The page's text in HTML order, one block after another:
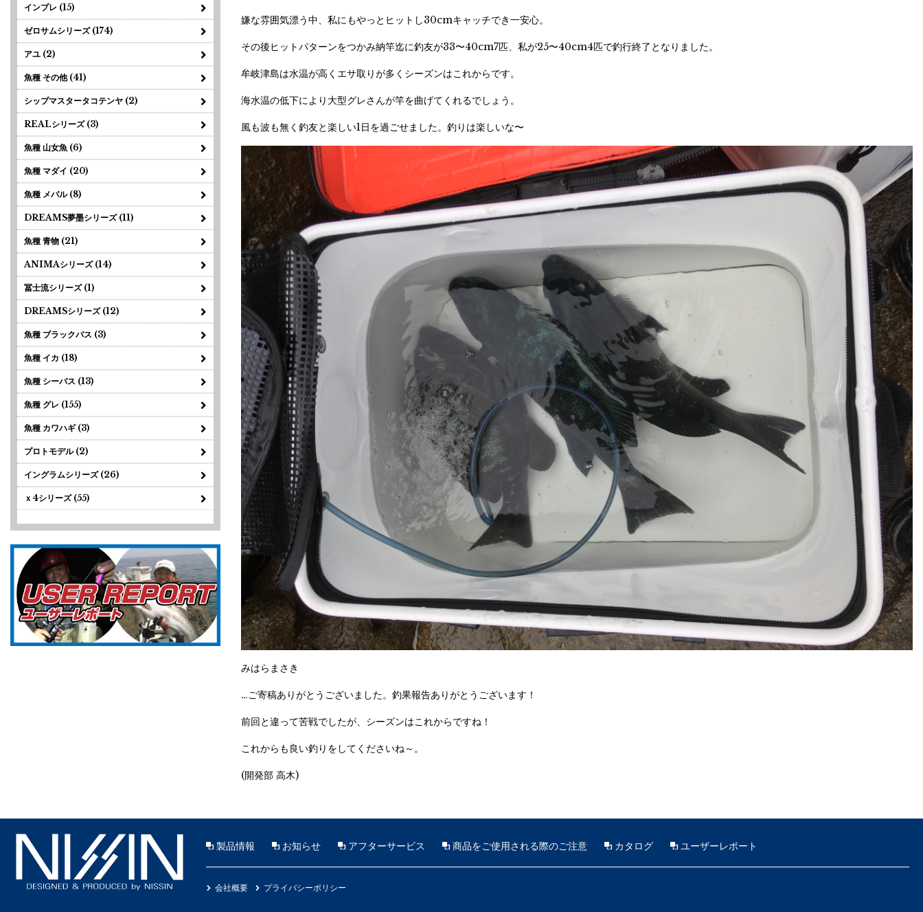
インプレ (15)
ゼロサムシリーズ (174)
アユ (2)
魚種 その他 (41)
シップマスタータコテンヤ (2)
REALシリーズ (3)
魚種 山女魚 (6)
魚種 マダイ (20)
魚種 メバル (8)
DREAMS夢墨シリーズ (11)
魚種 青物 (21)
ANIMAシリーズ (14)
冨士流シリーズ (1)
DREAMSシリーズ (12)
魚種 ブラックバス (3)
魚種 イカ (18)
魚種 シーバス (13)
魚種 グレ (155)
魚種 カワハギ (3)
プロトモデル (2)
イングラムシリーズ (26)
ｘ4シリーズ (55)
嫌な雰囲気漂う中、私にもやっとヒットし30cmキャッチでき一安心。
その後ヒットパターンをつかみ納竿迄に釣友が33〜40cm7匹、私が25〜40cm4匹で釣行終了となりました。
牟岐津島は水温が高くエサ取りが多くシーズンはこれからです。
海水温の低下により大型グレさんが竿を曲げてくれるでしょう。
風も波も無く釣友と楽しい1日を過ごせました。釣りは楽しいな〜
みはらまさき
…ご寄稿ありがとうございました。釣果報告ありがとうございます！
前回と違って苦戦でしたが、シーズンはこれからですね！
これからも良い釣りをしてくださいね～。
(開発部 高木)
製品情報 お知らせ アフターサービス 商品をご使用される際のご注意 カタログ ユーザーレポート
会社概要 プライバシーポリシー